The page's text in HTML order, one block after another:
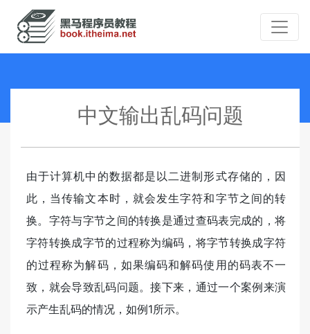
中文输出乱码问题
由于计算机中的数据都是以二进制形式存储的，因
此，当传输文本时，就会发生字符和字节之间的转
换。字符与字节之间的转换是通过查码表完成的，将
字符转换成字节的过程称为编码，将字节转换成字符
的过程称为解码，如果编码和解码使用的码表不一
致，就会导致乱码问题。接下来，通过一个案例来演
示产生乱码的情况，如例1所示。